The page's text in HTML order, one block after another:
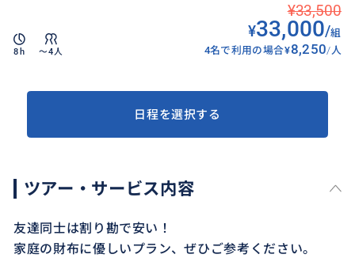
8h 〜4人
¥33,500
¥33,000/組
4名で利用の場合¥8,250/人
日程を選択する
ツアー・サービス内容
友達同士は割り勘で安い！
家庭の財布に優しいプラン、ぜひご参考ください。